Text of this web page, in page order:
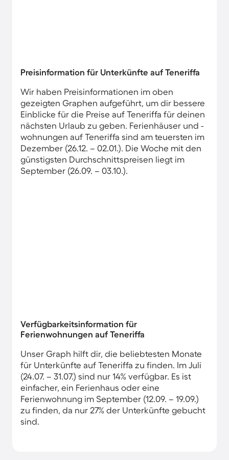
Preisinformation für Unterkünfte auf Teneriffa
Wir haben Preisinformationen im oben
gezeigten Graphen aufgeführt, um dir bessere
Einblicke für die Preise auf Teneriffa für deinen
nächsten Urlaub zu geben. Ferienhäuser und -
wohnungen auf Teneriffa sind am teuersten im
Dezember (26.12. – 02.01.). Die Woche mit den
günstigsten Durchschnittspreisen liegt im
September (26.09. – 03.10.).
Verfügbarkeitsinformation für
Ferienwohnungen auf Teneriffa
Unser Graph hilft dir, die beliebtesten Monate
für Unterkünfte auf Teneriffa zu finden. Im Juli
(24.07. – 31.07.) sind nur 14% verfügbar. Es ist
einfacher, ein Ferienhaus oder eine
Ferienwohnung im September (12.09. – 19.09.)
zu finden, da nur 27% der Unterkünfte gebucht
sind.